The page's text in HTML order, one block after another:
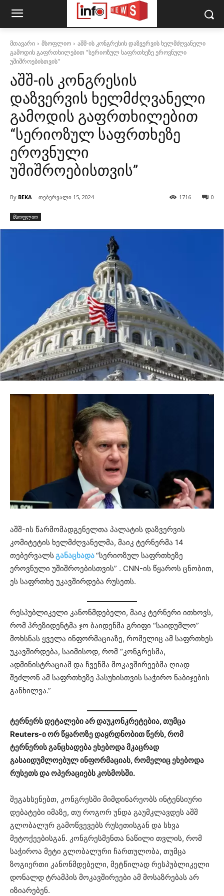
მთავარი მსოფლიო
აშშ-ის კონგრესის დაზვერვის ხელმძღვანელი
გამოდის გაფრთხილებით "სერიოზულ საფრთხეზე ეროვნული
უშიშროებისთვის"
აშშ-ის კონგრესის
დაზვერვის ხელმძღვანელი
გამოდის გაფრთხილებით
“სერიოზულ საფრთხეზე
ეროვნული
უშიშროებისთვის”
By BEKA თებერვალი 15, 2024 0
1716
მსოფლიო
აშშ-ის წარმომადგენელთა პალატის დაზვერვის
კომიტეტის ხელმძღვანელმა, მაიკ ტერნერმა 14
თებერვალს განაცხადა“სერიოზულ საფრთხეზე
ეროვნული უშიშროებისთვის” . CNN-ის წყაროს ცნობით,
ეს საფრთხე უკავშირდება რუსეთს.
რესპუბლიკელი კანონმდებელი, მაიკ ტერნერი ითხოვს,
რომ პრეზიდენტმა ჯო ბაიდენმა გრიფი “საიდუმლო”
მოხსნას ყველა ინფორმაციაზე, რომელიც ამ საფრთხეს
უკავშირდება, საიმისოდ, რომ “კონგრესმა,
ადმინისტრაციამ და ჩვენმა მოკავშირეებმა ღიად
შეძლონ ამ საფრთხეზე პასუხისთვის საჭირო ნაბიჯების
განხილვა.”
ტერნერს დეტალები არ დაუკონკრეტებია, თუმცა
Reuters-ი ორ წყაროზე დაყრდნობით წერს, რომ
ტერნერის განცხადება ეხებოდა მკაცრად
გასაიდუმლოებულ ინფორმაციას, რომელიც ეხებოდა
რუსეთს და ოპერაციებს კოსმოსში.
შეგახსენებთ, კონგრესში მიმდინარეობს ინტენსიური
დებატები იმაზე, თუ როგორ უნდა გაუმკლავდეს აშშ
გლობალურ გამოწვევებს რუსეთისგან და სხვა
მეტოქეებისგან. კონგრესმენთა ნაწილი თვლის, რომ
საჭიროა მეტი გლობალური ჩართულობა, თუმცა
ზოგიერთი კანონმდებელი, მეტწილად რესპუბლიკელი
დონალდ ტრამპის მოკავშირეები ამ მოსაზრებას არ
იზიარებენ.